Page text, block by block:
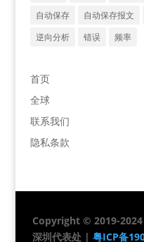
自动保存
自动保存报文
逆向分析
错误 频率
首页
全球
联系我们
隐私条款
Copyright © 2019-2024
深圳代表处 | 粤ICP备